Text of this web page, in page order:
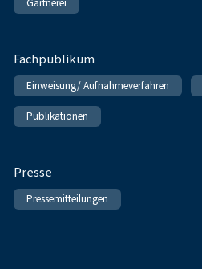
Gärtnerei
Fachpublikum
Einweisung/ Aufnahmeverfahren
Publikationen
Presse
Pressemitteilungen